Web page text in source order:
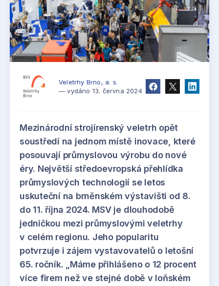
Veletrhy Brno, a. s.
— vydáno 13. června 2024
Mezinárodní strojírenský veletrh opět
soustředí na jednom místě inovace, které
posouvají průmyslovou výrobu do nové
éry. Největší středoevropská přehlídka
průmyslových technologií se letos
uskuteční na brněnském výstavišti od 8.
do 11. října 2024. MSV je dlouhodobě
jedničkou mezi průmyslovými veletrhy
v celém regionu. Jeho popularitu
potvrzuje i zájem vystavovatelů o letošní
65. ročník. „Máme přihlášeno o 12 procent
více firem než ve stejné době v loňském